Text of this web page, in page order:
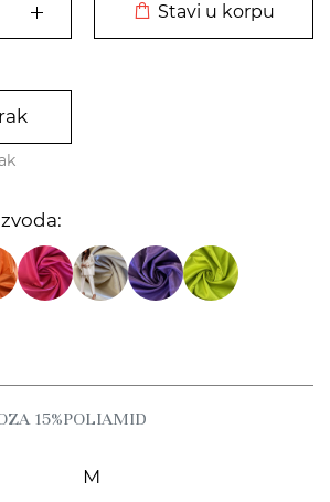
Stavi u korpu
15%POLIAMID
M